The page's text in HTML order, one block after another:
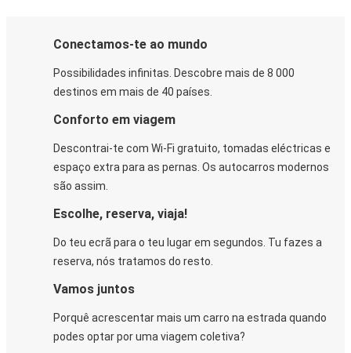
Conectamos-te ao mundo
Possibilidades infinitas. Descobre mais de 8 000
destinos em mais de 40 países.
Conforto em viagem
Descontrai-te com Wi-Fi gratuito, tomadas eléctricas e
espaço extra para as pernas. Os autocarros modernos
são assim.
Escolhe, reserva, viaja!
Do teu ecrã para o teu lugar em segundos. Tu fazes a
reserva, nós tratamos do resto.
Vamos juntos
Porquê acrescentar mais um carro na estrada quando
podes optar por uma viagem coletiva?